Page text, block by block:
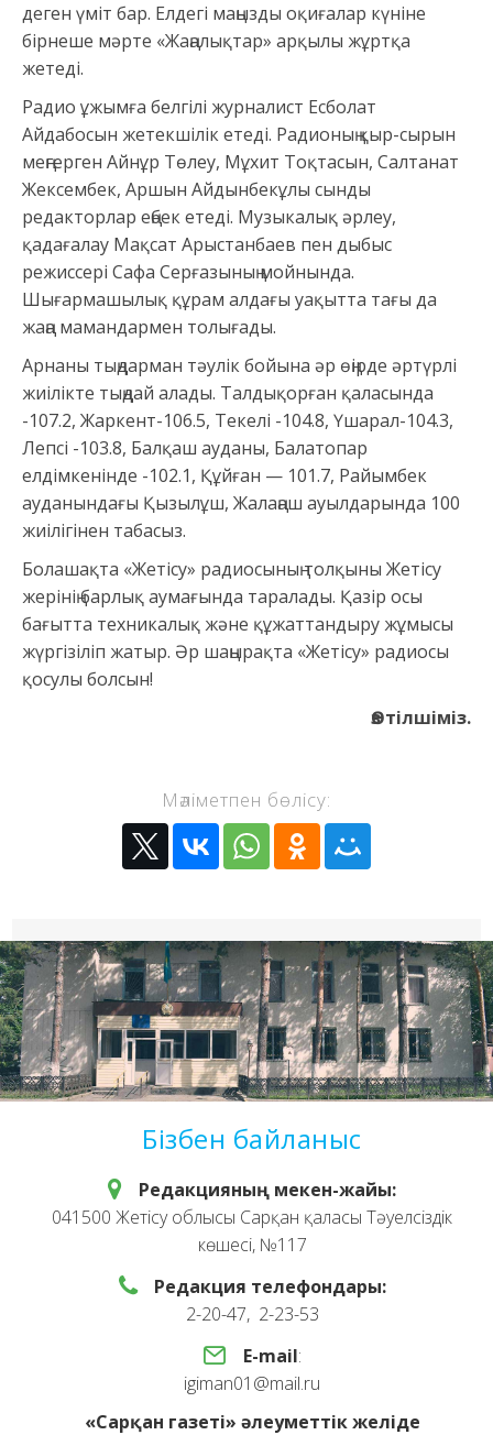
деген үміт бар. Елдегі маңызды оқиғалар күніне
бірнеше мәрте «Жаңалықтар» арқылы жұртқа
жетеді.
Радио ұжымға белгілі журналист Есболат
Айдабосын жетекшілік етеді. Радионың қыр-сырын
меңгерген Айнұр Төлеу, Мұхит Тоқтасын, Салтанат
Жексембек, Аршын Айдынбекұлы сынды
редакторлар еңбек етеді. Музыкалық әрлеу,
қадағалау Мақсат Арыстанбаев пен дыбыс
режиссері Сафа Серғазының мойнында.
Шығармашылық құрам алдағы уақытта тағы да
жаңа мамандармен толығады.
Арнаны тыңдарман тәулік бойына әр өңірде әртүрлі
жиілікте тыңдай алады. Талдықорған қаласында
-107.2, Жаркент-106.5, Текелі -104.8, Үшарал-104.3,
Лепсі -103.8, Балқаш ауданы, Балатопар
елдімкенінде -102.1, Құйған — 101.7, Райымбек
ауданындағы Қызылұш, Жалаңаш ауылдарында 100
жиілігінен табасыз.
Болашақта «Жетісу» радиосының толқыны Жетісу
жерінің барлық аумағында таралады. Қазір осы
бағытта техникалық және құжаттандыру жұмысы
жүргізіліп жатыр. Әр шаңырақта «Жетісу» радиосы
қосулы болсын!
Өз тілшіміз.
Мәліметпен бөлісу:
Бізбен байланыс
Редакцияның мекен-жайы:
041500 Жетісу облысы Сарқан қаласы Тәуелсіздік
көшесі, №117
Редакция телефондары:
2-20-47, 2-23-53
E-mail:
igiman01@mail.ru
«Сарқан газеті» әлеуметтік желіде